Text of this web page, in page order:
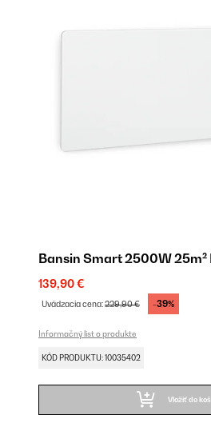
Bansin Smart 2500W
139,90 €
Uvádzacia cena:229,90 € -39%
Informačný list o produkte
KÓD PRODUKTU: 10035402
Vložiť do